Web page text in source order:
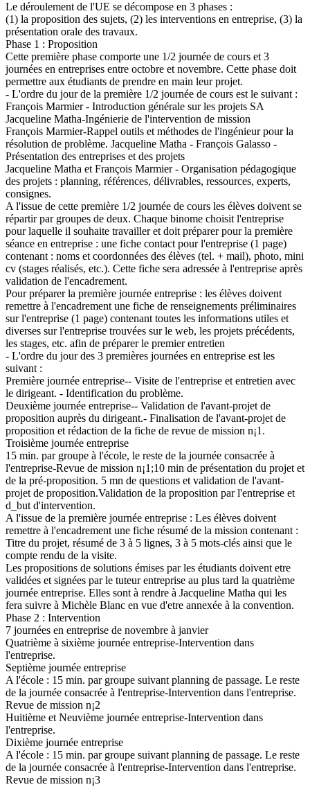
Le déroulement de l'UE se décompose en 3 phases :
(1) la proposition des sujets, (2) les interventions en entreprise, (3) la
présentation orale des travaux.
Phase 1 : Proposition
Cette première phase comporte une 1/2 journée de cours et 3
journées en entreprises entre octobre et novembre. Cette phase doit
permettre aux étudiants de prendre en main leur projet.
- L'ordre du jour de la première 1/2 journée de cours est le suivant :
François Marmier - Introduction générale sur les projets SA
Jacqueline Matha-Ingénierie de l'intervention de mission
François Marmier-Rappel outils et méthodes de l'ingénieur pour la
résolution de problème. Jacqueline Matha - François Galasso -
Présentation des entreprises et des projets
Jacqueline Matha et François Marmier - Organisation pédagogique
des projets : planning, références, délivrables, ressources, experts,
consignes.
A l'issue de cette première 1/2 journée de cours les élèves doivent se
répartir par groupes de deux. Chaque binome choisit l'entreprise
pour laquelle il souhaite travailler et doit préparer pour la première
séance en entreprise : une fiche contact pour l'entreprise (1 page)
contenant : noms et coordonnées des élèves (tel. + mail), photo, mini
cv (stages réalisés, etc.). Cette fiche sera adressée à l'entreprise après
validation de l'encadrement.
Pour préparer la première journée entreprise : les élèves doivent
remettre à l'encadrement une fiche de renseignements préliminaires
sur l'entreprise (1 page) contenant toutes les informations utiles et
diverses sur l'entreprise trouvées sur le web, les projets précédents,
les stages, etc. afin de préparer le premier entretien
- L'ordre du jour des 3 premières journées en entreprise est les
suivant :
Première journée entreprise-- Visite de l'entreprise et entretien avec
le dirigeant. - Identification du problème.
Deuxième journée entreprise-- Validation de l'avant-projet de
proposition auprès du dirigeant.- Finalisation de l'avant-projet de
proposition et rédaction de la fiche de revue de mission n¡1.
Troisième journée entreprise
15 min. par groupe à l'école, le reste de la journée consacrée à
l'entreprise-Revue de mission n¡1;10 min de présentation du projet et
de la pré-proposition. 5 mn de questions et validation de l'avant-
projet de proposition.Validation de la proposition par l'entreprise et
d_but d'intervention.
A l'issue de la première journée entreprise : Les élèves doivent
remettre à l'encadrement une fiche résumé de la mission contenant :
Titre du projet, résumé de 3 à 5 lignes, 3 à 5 mots-clés ainsi que le
compte rendu de la visite.
Les propositions de solutions émises par les étudiants doivent etre
validées et signées par le tuteur entreprise au plus tard la quatrième
journée entreprise. Elles sont à rendre à Jacqueline Matha qui les
fera suivre à Michèle Blanc en vue d'etre annexée à la convention.
Phase 2 : Intervention
7 journées en entreprise de novembre à janvier
Quatrième à sixième journée entreprise-Intervention dans
l'entreprise.
Septième journée entreprise
A l'école : 15 min. par groupe suivant planning de passage. Le reste
de la journée consacrée à l'entreprise-Intervention dans l'entreprise.
Revue de mission n¡2
Huitième et Neuvième journée entreprise-Intervention dans
l'entreprise.
Dixième journée entreprise
A l'école : 15 min. par groupe suivant planning de passage. Le reste
de la journée consacrée à l'entreprise-Intervention dans l'entreprise.
Revue de mission n¡3